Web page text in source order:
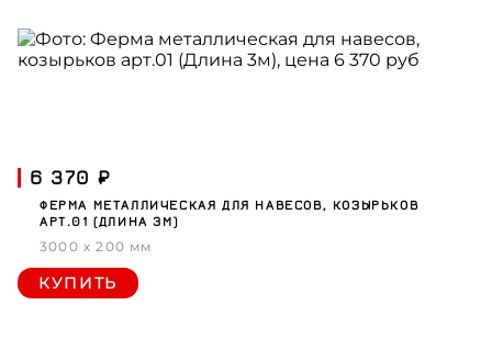
6 370 ₽
ФЕРМА МЕТАЛЛИЧЕСКАЯ ДЛЯ НАВЕСОВ, КОЗЫРЬКОВ
АРТ.01 (ДЛИНА 3М)
3000 x 200 мм
КУПИТЬ